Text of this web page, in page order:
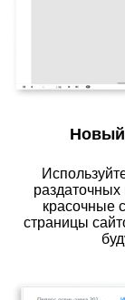
Новый
красочные
страницы